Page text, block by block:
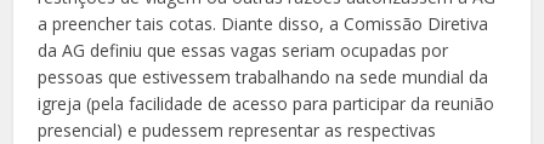
a preencher tais cotas. Diante disso, a Comissão Diretiva
da AG definiu que essas vagas seriam ocupadas por
pessoas que estivessem trabalhando na sede mundial da
igreja (pela facilidade de acesso para participar da reunião
presencial) e pudessem representar as respectivas